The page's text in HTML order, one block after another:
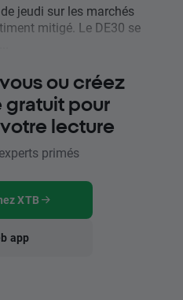
jeudi sur les marchés
mitigé. Le DE30 se
ou créez
gratuit pour
lecture
primés
XTB
app